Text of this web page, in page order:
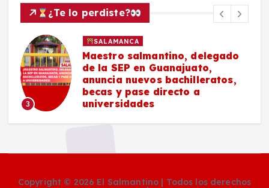
¿Te lo perdiste?
3
SALAMANCA
Maestro salmantino, delegado
de la SEP en Guanajuato,
anuncia nuevos bachilleratos,
becas y pase directo a
universidades
Copyright © 2026 El Salmantino | Todos los derechos